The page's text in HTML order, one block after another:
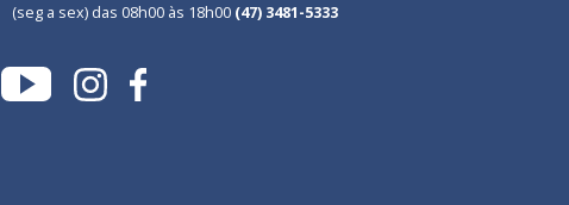
(seg a sex) das 08h00 às 18h00 (47) 3481-5333